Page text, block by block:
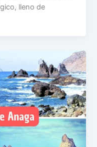
lleno de